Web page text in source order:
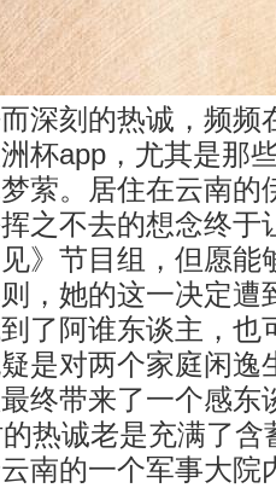
深刻的热诚，频频
杯app，尤其是那
萦。居住在云南的
之不去的想念终于
》节目组，但愿能
，她的这一决定遭
了阿谁东谈主，也
是对两个家庭闲逸
终带来了一个感东
热诚老是充满了含
南的一个军事大院